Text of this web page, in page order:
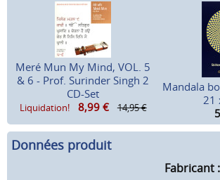
Meré Mun My Mind, VOL. 5
& 6 - Prof. Surinder Singh 2
CD-Set
Liquidation! 8,99 € 14,95 €
Mandala
21
Données produit
Fabricant :